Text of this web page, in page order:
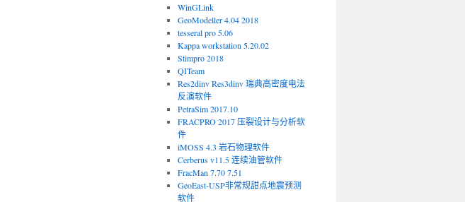
WinGLink
GeoModeller 4.04 2018
tesseral pro 5.06
Kappa workstation 5.20.02
Stimpro 2018
QITeam
Res2dinv Res3dinv 瑞典高密度电法
反演软件
PetraSim 2017.10
FRACPRO 2017 压裂设计与分析软
件
iMOSS 4.3 岩石物理软件
Cerberus v11.5 连续油管软件
FracMan 7.70 7.51
GeoEast-USP非常规甜点地震预测
软件